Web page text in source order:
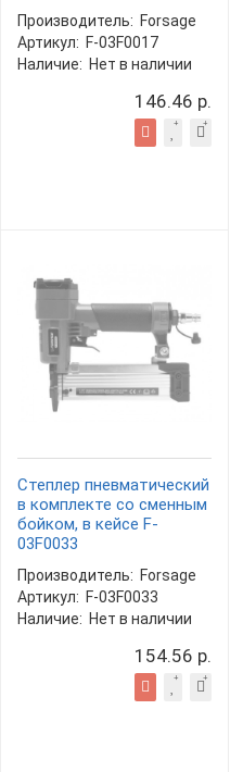
Производитель: Forsage
Артикул: F-03F0017
Наличие: Нет в наличии
146.46 р.
Степлер пневматический
в комплекте со сменным
бойком, в кейсе F-
03F0033
Производитель: Forsage
Артикул: F-03F0033
Наличие: Нет в наличии
154.56 р.